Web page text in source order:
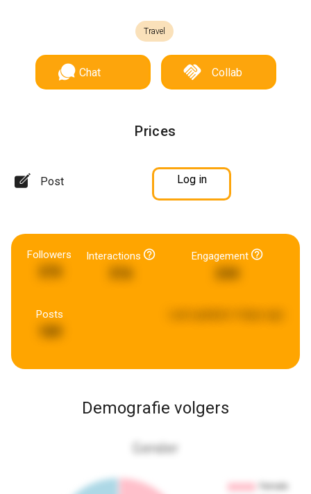
Travel
Chat Collab
Prices
Post Log in
Followers Interactions Engagement
244
Posts
Demografie volgers
Gender